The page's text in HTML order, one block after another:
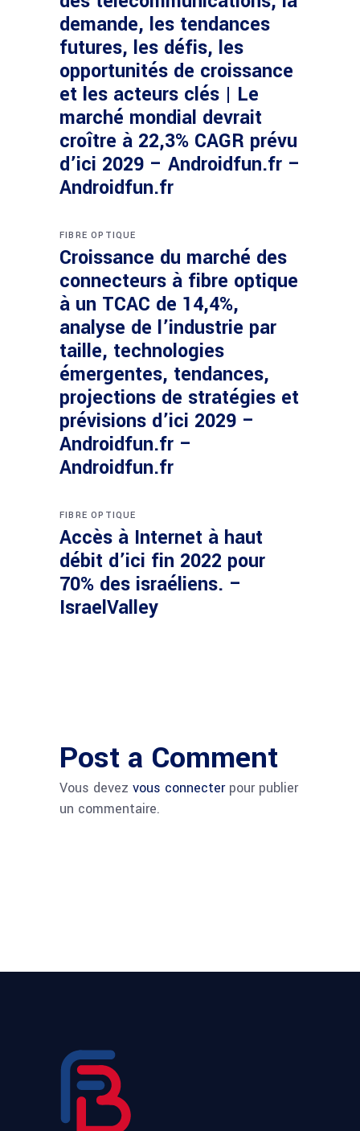
demande, les tendances
futures, les défis, les
opportunités de croissance
et les acteurs clés | Le
marché mondial devrait
croître à 22,3% CAGR prévu
d’ici 2029 – Androidfun.fr –
Androidfun.fr
FIBRE OPTIQUE
Croissance du marché des
connecteurs à fibre optique
à un TCAC de 14,4%,
analyse de l’industrie par
taille, technologies
émergentes, tendances,
projections de stratégies et
prévisions d’ici 2029 –
Androidfun.fr –
Androidfun.fr
FIBRE OPTIQUE
Accès à Internet à haut
débit d’ici fin 2022 pour
70% des israéliens. –
IsraelValley
Post a Comment
Vous devez vous connecterpour publier
un commentaire.